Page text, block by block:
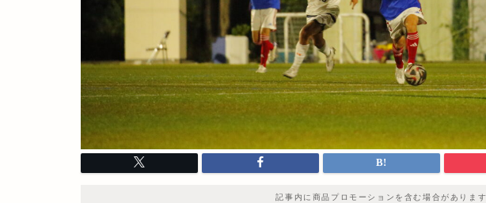
記事内に商品プロモーションを含む場合があります